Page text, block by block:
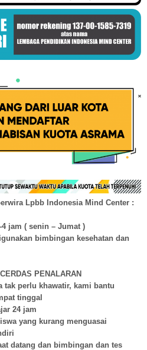
Lpbb Indonesia Mind Center :
jam ( senin – Jumat )
bimbingan kesehatan dan
PENALARAN
tak perlu khawatir, kami bantu
tinggal
24 jam
yang kurang menguasai
datang dan bimbingan dan tes